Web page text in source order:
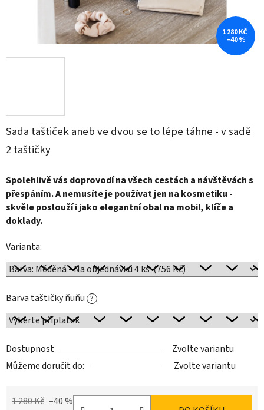
Sada taštiček aneb ve dvou se to lépe táhne - v sadě
2 taštičky
Spolehlivě vás doprovodí na všech cestách a návštěvách s
přespáním. A nemusíte je používat jen na kosmetiku -
skvěle poslouží i jako elegantní obal na mobil, klíče a
doklady.
Varianta:
Barva taštičky ňuňu ?
Dostupnost
Zvolte variantu
Můžeme doručit do:
Zvolte variantu
1 280 Kč –40 %
1 280 KČ
–40 %